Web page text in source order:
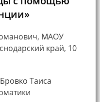
МАОУ
край, 10
Бровко Таиса